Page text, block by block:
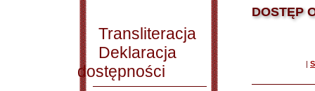
Transliteracja
Deklaracja
dostępności
DOSTĘP
|